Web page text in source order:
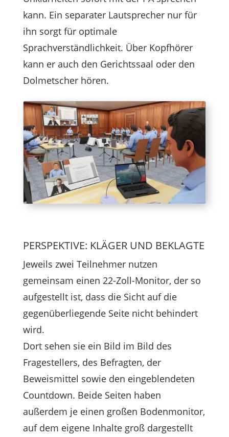
kann. Ein separater Lautsprecher nur für
ihn sorgt für optimale
Sprachverständlichkeit. Über Kopfhörer
kann er auch den Gerichtssaal oder den
Dolmetscher hören.
PERSPEKTIVE: KLÄGER UND BEKLAGTE
Jeweils zwei Teilnehmer nutzen
gemeinsam einen 22-Zoll-Monitor, der so
aufgestellt ist, dass die Sicht auf die
gegenüberliegende Seite nicht behindert
wird.
Dort sehen sie ein Bild im Bild des
Fragestellers, des Befragten, der
Beweismittel sowie den eingeblendeten
Countdown. Beide Seiten haben
außerdem je einen großen Bodenmonitor,
auf dem eigene Inhalte groß dargestellt